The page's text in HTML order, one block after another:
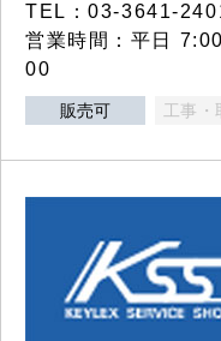
TEL：03-3641-
営業時間：平日
00
販売可 工事・